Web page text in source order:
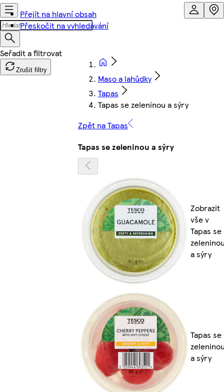
Přejít na hlavní obsah
Přeskočit na vyhledávání
Zrušit filtry
Maso a lahůdky
Tapas
Tapas se zeleninou a sýry
Zpět na Tapas
Tapas se zeleninou a sýry
Zobrazit
vše v
Tapas se
a sýry
Tapas se
a sýry